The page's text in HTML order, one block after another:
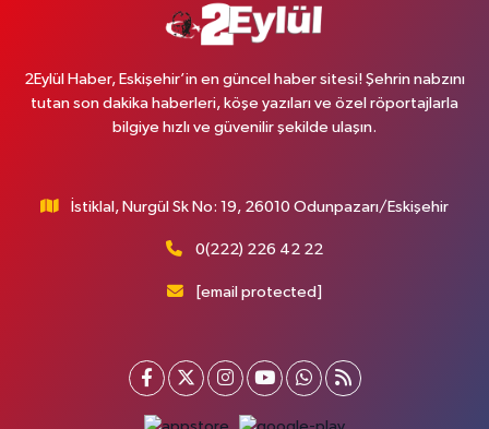
2Eylül Haber, Eskişehir’in en güncel haber sitesi! Şehrin nabzını
tutan son dakika haberleri, köşe yazıları ve özel röportajlarla
bilgiye hızlı ve güvenilir şekilde ulaşın.
İstiklal, Nurgül Sk No: 19, 26010 Odunpazarı/Eskişehir
0(222) 226 42 22
[email protected]